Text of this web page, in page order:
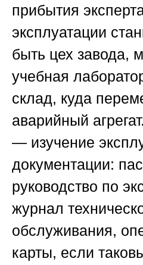
прибытия
эксплуатации
быть цех завода,
учебная
склад, куда
аварийный
— изучение
документации:
руководство по
журнал
обслуживания,
карты, если